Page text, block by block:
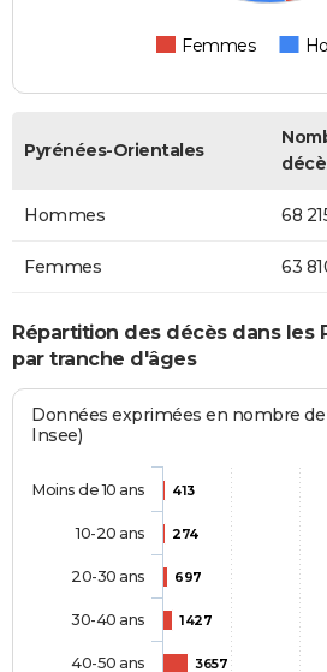
Femmes
Pyrénées-Orientales
Hommes 68
Femmes 63
Répartition des décès dans les
par tranche d'âges
Données exprimées en nombre de
Insee)
413
274
697
1427
3657
Moins de 10 ans
10-20 ans
20-30 ans
30-40 ans
40-50 ans